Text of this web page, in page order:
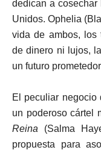
dedican a
Unidos. Ophelia
vida de ambos, los
de dinero ni lujos,
un futuro
El peculiar
un poderoso cártel
Reina (Salma
propuesta para